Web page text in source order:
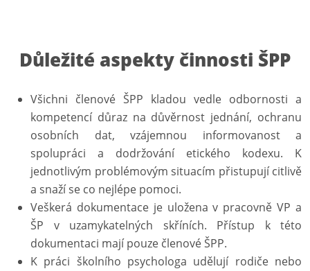
Důležité aspekty činnosti ŠPP
Všichni členové ŠPP kladou vedle odbornosti a
kompetencí důraz na důvěrnost jednání, ochranu
osobních dat, vzájemnou informovanost a
spolupráci a dodržování etického kodexu. K
jednotlivým problémovým situacím přistupují citlivě
a snaží se co nejlépe pomoci.
Veškerá dokumentace je uložena v pracovně VP a
ŠP v uzamykatelných skříních. Přístup k této
dokumentaci mají pouze členové ŠPP.
K práci školního psychologa udělují rodiče nebo